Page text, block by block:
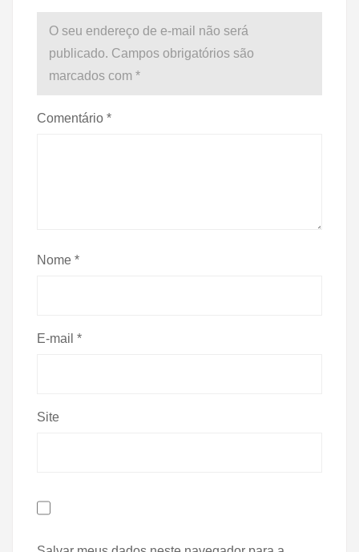
O seu endereço de e-mail não será
publicado. Campos obrigatórios são
marcados com *
Comentário *
Nome *
E-mail *
Site